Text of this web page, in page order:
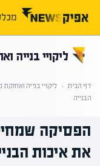
ליקויי בנייה
דף הבית ‹ ליקויי בנייה ואחזקת
הבנייה
הפסיקה
את איכות